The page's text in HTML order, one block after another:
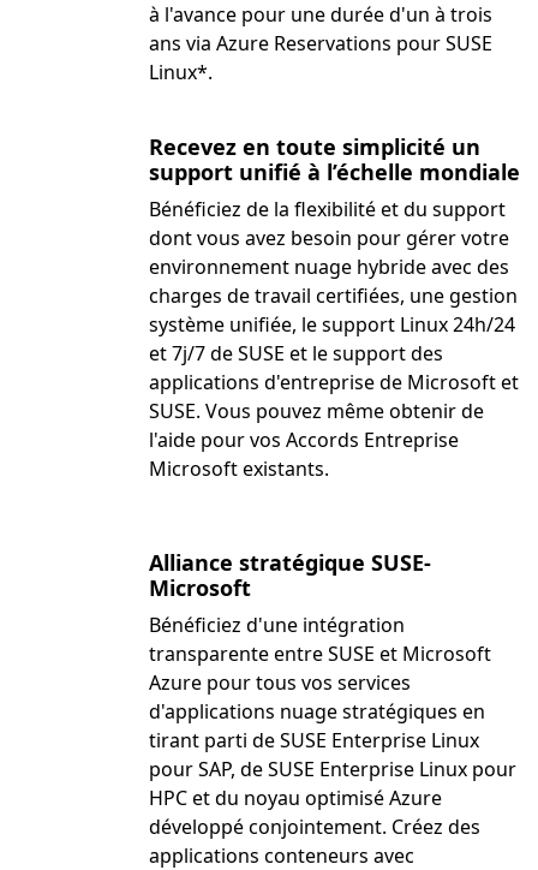
à l'avance pour une durée d'un à trois
ans via Azure Reservations pour SUSE
Linux*.
Recevez en toute simplicité un
support unifié à l’échelle mondiale
Bénéficiez de la flexibilité et du support
dont vous avez besoin pour gérer votre
environnement nuage hybride avec des
charges de travail certifiées, une gestion
système unifiée, le support Linux 24h/24
et 7j/7 de SUSE et le support des
applications d'entreprise de Microsoft et
SUSE. Vous pouvez même obtenir de
l'aide pour vos Accords Entreprise
Microsoft existants.
Alliance stratégique SUSE-
Microsoft
Bénéficiez d'une intégration
transparente entre SUSE et Microsoft
Azure pour tous vos services
d'applications nuage stratégiques en
tirant parti de SUSE Enterprise Linux
pour SAP, de SUSE Enterprise Linux pour
HPC et du noyau optimisé Azure
développé conjointement. Créez des
applications conteneurs avec